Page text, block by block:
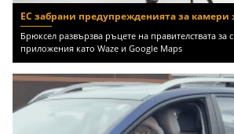
ЕС забрани предупрежденията за камери
Брюксел развързва ръцете на правителствата
приложения като Waze и Google Maps